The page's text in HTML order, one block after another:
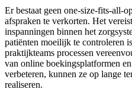
Er bestaat geen one-size-fits-all-
afspraken te verkorten. Het
inspanningen binnen het
patiënten moeilijk te controleren
praktijkteams processen
van online boekingsplatformen
verbeteren, kunnen ze op lange
realiseren.